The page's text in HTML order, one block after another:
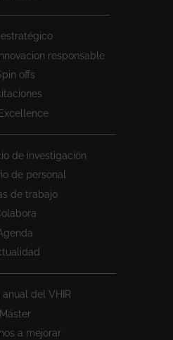
estratégico
responsable
offs
de investigación
de personal
de trabajo
anual del VHIR
Máster
a mejorar